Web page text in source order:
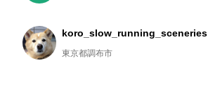
koro_slow_running_sceneries
東京都調布市